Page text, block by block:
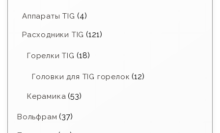
Аппараты TIG (4)
Расходники TIG (121)
Горелки TIG (18)
Головки для TIG горелок (12)
Керамика (53)
Вольфрам (37)